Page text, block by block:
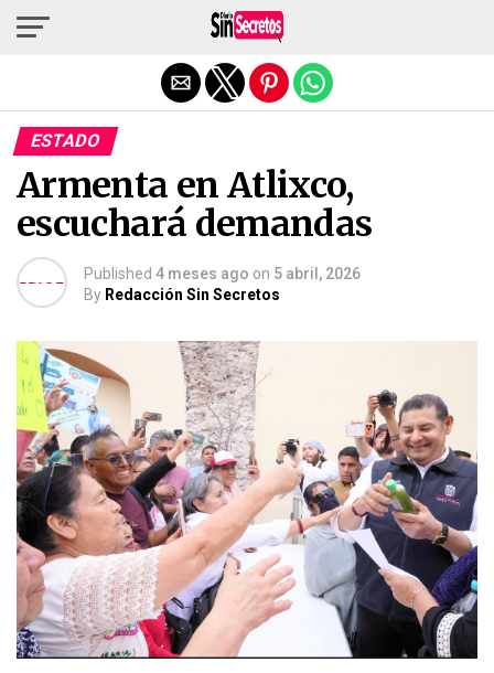
ESTADO
Armenta en Atlixco,
escuchará demandas
Published 4 meses ago on 5 abril, 2026
By Redacción Sin Secretos
Salir de la versión móvil